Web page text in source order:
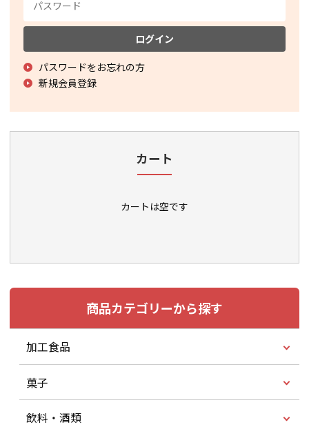
ログイン
パスワードをお忘れの方
新規会員登録
カート
カートは空です
商品カテゴリーから探す
加工食品
菓子
飲料・酒類